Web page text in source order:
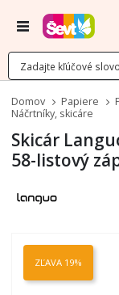
Menu
Domov Papiere
Náčrtníky, skicáre
Skicár
58-listový
koniec
ZĽAVA 19%